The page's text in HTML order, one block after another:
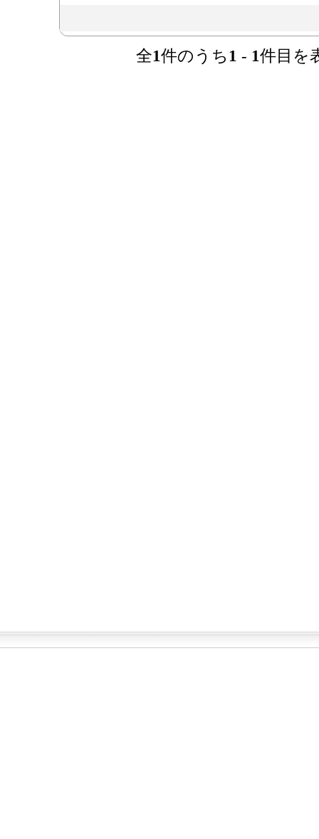
全1件のうち1 - 1件目を